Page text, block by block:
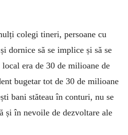
colegi tineri, persoane cu
dornice să se implice și să se
era de 30 de milioane de
bugetar tot de 30 de milioane
bani stăteau în conturi, nu se
și în nevoile de dezvoltare ale